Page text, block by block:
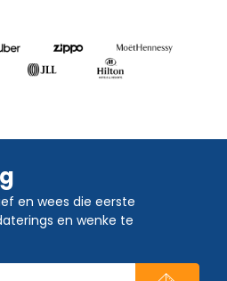
en wees die eerste
en wenke te